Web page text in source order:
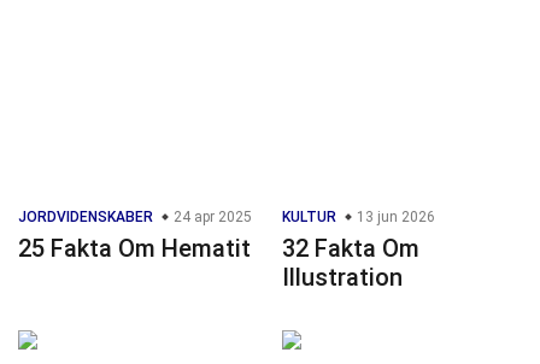
JORDVIDENSKABER 24 apr 2025
25 Fakta Om Hematit
KULTUR 13 jun 2026
32 Fakta Om
Illustration